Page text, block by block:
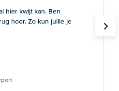
hier kwijt kan. Ben
hoor. Zo kun jullie je